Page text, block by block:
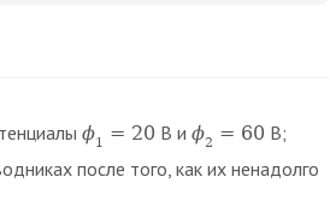
ϕ1 = 20 В иϕ2 = 60 В;
после того, как их ненадолго